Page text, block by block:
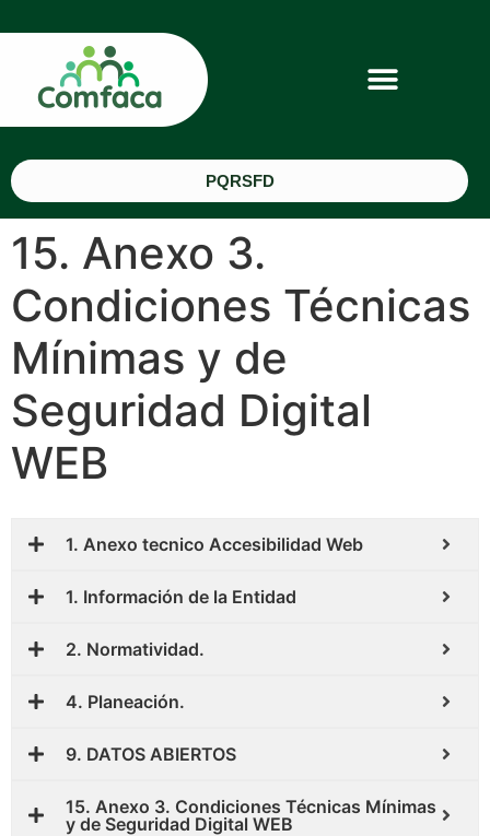
PQRSFD
15. Anexo 3.
Condiciones Técnicas
Mínimas y de
Seguridad Digital
WEB
1. Anexo tecnico Accesibilidad Web
1. Información de la Entidad
2. Normatividad.
4. Planeación.
9. DATOS ABIERTOS
15. Anexo 3. Condiciones Técnicas Mínimas
y de Seguridad Digital WEB